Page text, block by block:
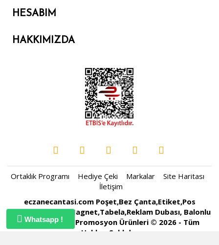
Whatsapp !
HESABIM
HAKKIMIZDA
Ortaklık Programı Hediye Çeki Markalar
Site Haritası
İletişim
eczanecantasi.com Poşet,Bez Çanta,Etiket,Pos
Rulosu,Kartvizit,Magnet,Tabela,Reklam Dubası, Balonlu
Naylon, Baskılı Promosyon Ürünleri © 2026 - Tüm
Hakları Saklıdır.